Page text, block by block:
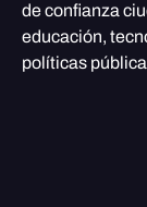
de confianza
educación,
políticas